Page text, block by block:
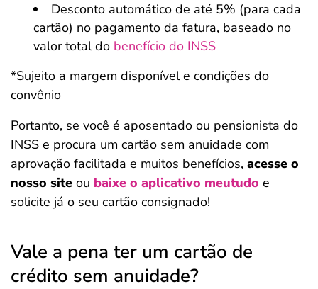
Desconto automático de até 5% (para cada
cartão) no pagamento da fatura, baseado no
valor total do benefício do INSS
*Sujeito a margem disponível e condições do
convênio
Portanto, se você é aposentado ou pensionista do
INSS e procura um cartão sem anuidade com
aprovação facilitada e muitos benefícios, acesse o
nosso site ou baixe o aplicativo meutudo e
solicite já o seu cartão consignado!
Vale a pena ter um cartão de
crédito sem anuidade?